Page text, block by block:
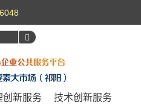
创新服务 技术创新服务